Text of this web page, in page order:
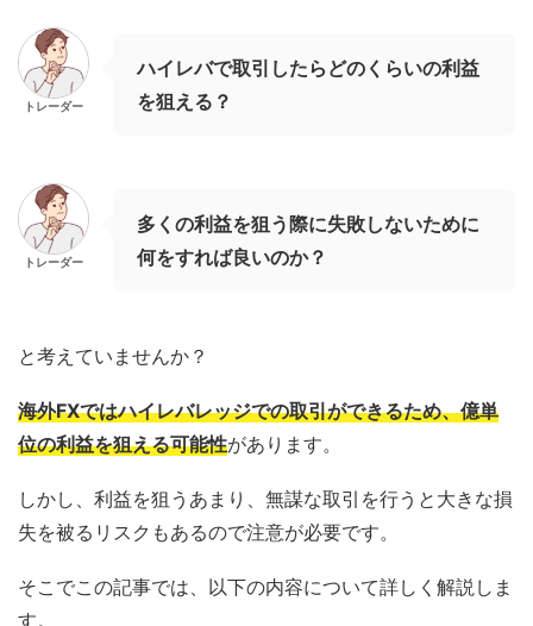
トレーダー
ハイレバで取引したらどのくらいの利益
を狙える？
トレーダー
多くの利益を狙う際に失敗しないために
何をすれば良いのか？
と考えていませんか？
海外FXではハイレバレッジでの取引ができるため、億単
位の利益を狙える可能性があります。
しかし、利益を狙うあまり、無謀な取引を行うと大きな損
失を被るリスクもあるので注意が必要です。
そこでこの記事では、以下の内容について詳しく解説しま
す。